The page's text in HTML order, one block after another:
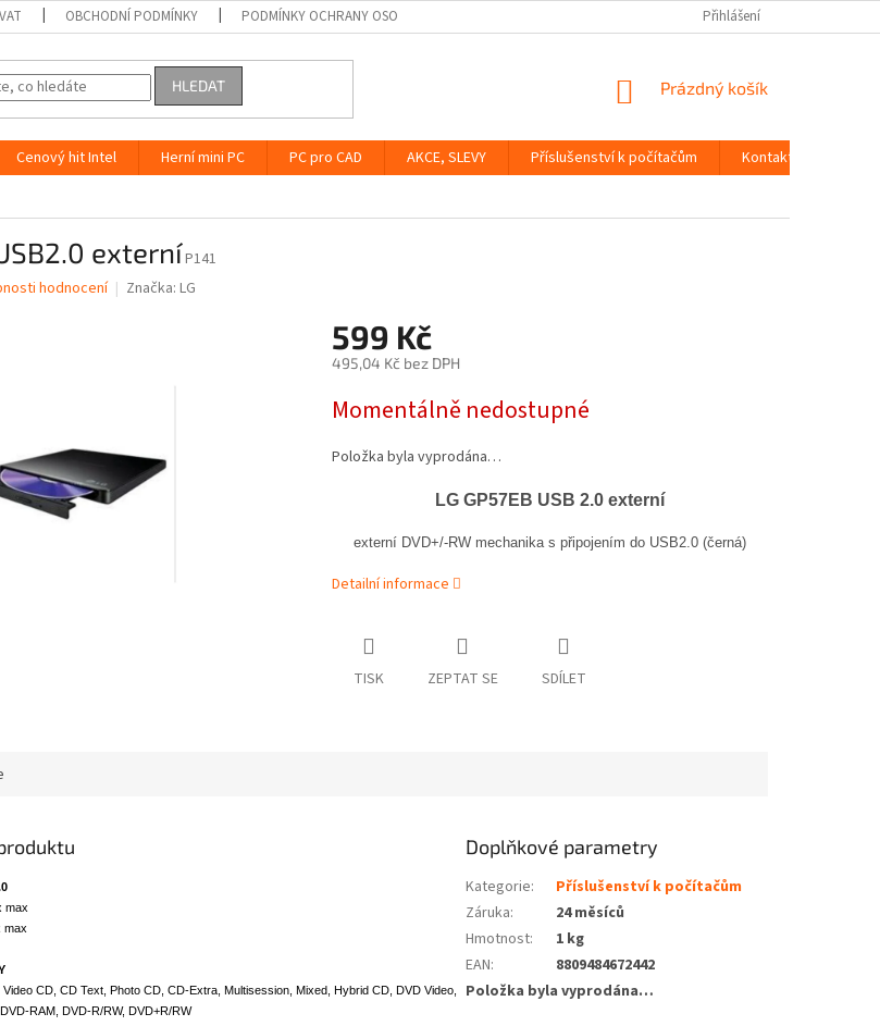
OBCHODNÍ PODMÍNKY PODMÍNKY OCHRANY OSOBNÍCH ÚDAJŮ Přihlášení
HLEDAT
NÁKUPNÍ
Prázdný košík
Cenový hit Intel Herní mini PC PC pro CAD AKCE, SLEVY Příslušenství k počítačům Kontakty
externíP141
hodnocení Značka: LG
599 Kč
495,04 Kč bez DPH
cena:
Momentálně nedostupné
Položka byla vyprodána…
LG GP57EB USB 2.0 externí
externí DVD+/-RW mechanika s připojením do USB2.0 (černá)
Detailní informace
TISK ZEPTAT SE SDÍLET
max
max
CD, CD Text, Photo CD, CD-Extra, Multisession, Mixed, Hybrid CD, DVD Video,
RAM, DVD-R/RW, DVD+R/RW
Doplňkové parametry
Kategorie:
Příslušenství k počítačům
Záruka:
24 měsíců
Hmotnost:
1 kg
EAN:
8809484672442
Položka byla vyprodána…